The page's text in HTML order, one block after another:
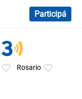
Participá
Rosario